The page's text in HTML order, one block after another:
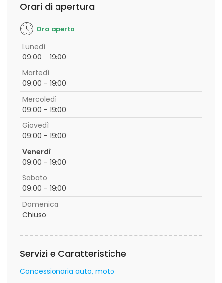
Orari di apertura
Ora aperto
Lunedì
09:00 - 19:00
Martedì
09:00 - 19:00
Mercoledì
09:00 - 19:00
Giovedì
09:00 - 19:00
Venerdì
09:00 - 19:00
Sabato
09:00 - 19:00
Domenica
Chiuso
Servizi e Caratteristiche
Concessionaria auto, moto